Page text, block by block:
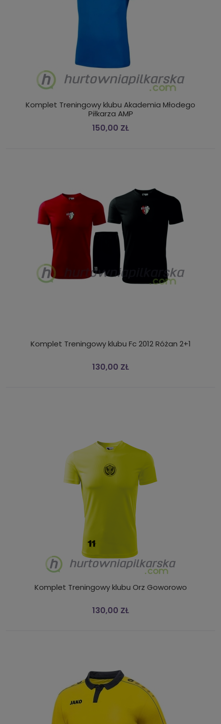
Komplet Treningowy klubu Akademia Młodego
Piłkarza AMP
150,00 ZŁ
Komplet Treningowy klubu Fc 2012 Różan 2+1
130,00 ZŁ
Komplet Treningowy klubu Orz Goworowo
130,00 ZŁ